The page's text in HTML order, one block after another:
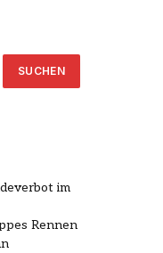
SUCHEN
im
Rennen